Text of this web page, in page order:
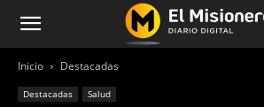
Inicio Destacadas
Destacadas Salud